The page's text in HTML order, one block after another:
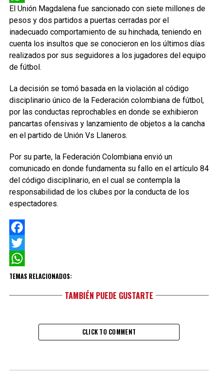
WhatsApp
El Unión Magdalena fue sancionado con siete millones de
pesos y dos partidos a puertas cerradas por el
inadecuado comportamiento de su hinchada, teniendo en
cuenta los insultos que se conocieron en los últimos días
realizados por sus seguidores a los jugadores del equipo
de fútbol.
La decisión se tomó basada en la violación al código
disciplinario único de la Federación colombiana de fútbol,
por las conductas reprochables en donde se exhibieron
pancartas ofensivas y lanzamiento de objetos a la cancha
en el partido de Unión Vs Llaneros.
Por su parte, la Federación Colombiana envió un
comunicado en donde fundamenta su fallo en el artículo 84
del código disciplinario, en el cual se contempla la
responsabilidad de los clubes por la conducta de los
espectadores.
Facebook
Twitter
WhatsApp
TEMAS RELACIONADOS:
TAMBIÉN PUEDE GUSTARTE
CLICK TO COMMENT